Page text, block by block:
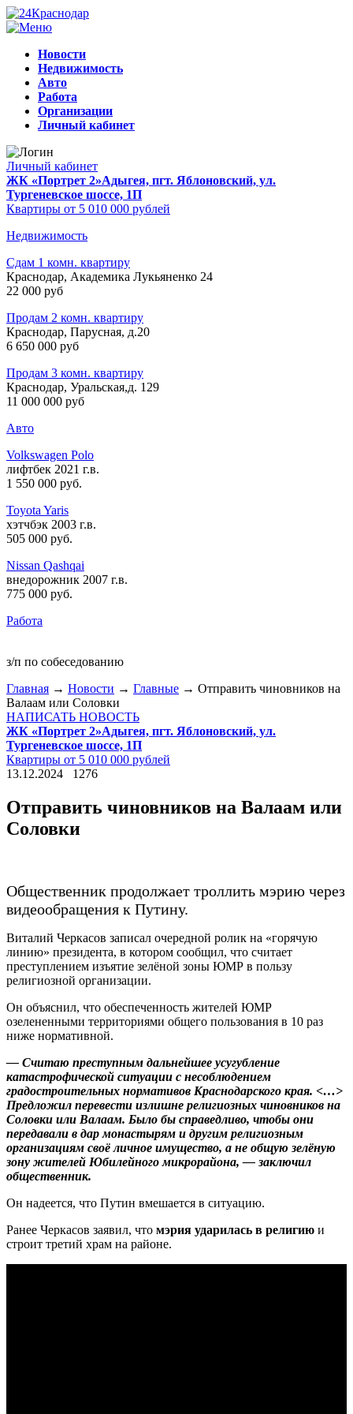
Новости
Недвижимость
Авто
Работа
Организации
Личный кабинет
Личный кабинет
ЖК «Портрет 2»Адыгея, пгт. Яблоновский, ул.
Тургеневское шоссе, 1П
Квартиры от 5 010 000 рублей
Недвижимость
Сдам 1 комн. квартиру
Краснодар, Академика Лукьяненко 24
22 000 руб
Продам 2 комн. квартиру
Краснодар, Парусная, д.20
6 650 000 руб
Продам 3 комн. квартиру
Краснодар, Уральская,д. 129
11 000 000 руб
Авто
Volkswagen Polo
лифтбек 2021 г.в.
1 550 000 руб.
Toyota Yaris
хэтчбэк 2003 г.в.
505 000 руб.
Nissan Qashqai
внедорожник 2007 г.в.
775 000 руб.
Работа
з/п по собеседованию
Главная → Новости → Главные → Отправить чиновников на
Валаам или Соловки
НАПИСАТЬ НОВОСТЬ
ЖК «Портрет 2»Адыгея, пгт. Яблоновский, ул.
Тургеневское шоссе, 1П
Квартиры от 5 010 000 рублей
13.12.2024
1276
Отправить чиновников на Валаам или
Соловки
Общественник продолжает троллить мэрию через
видеообращения к Путину.
Виталий Черкасов записал очередной ролик на «горячую
линию» президента, в котором сообщил, что считает
преступлением изъятие зелёной зоны ЮМР в пользу
религиозной организации.
Он объяснил, что обеспеченность жителей ЮМР
озелененными территориями общего пользования в 10 раз
ниже нормативной.
— Считаю преступным дальнейшее усугубление
катастрофической ситуации с несоблюдением
градостроительных нормативов Краснодарского края. <…>
Предложил перевести излишне религиозных чиновников на
Соловки или Валаам. Было бы справедливо, чтобы они
передавали в дар монастырям и другим религиозным
организациям своë личное имущество, а не общую зелёную
зону жителей Юбилейного микрорайона, — заключил
общественник.
Он надеется, что Путин вмешается в ситуацию.
Ранее Черкасов заявил, что мэрия ударилась в религию и
строит третий храм на районе.